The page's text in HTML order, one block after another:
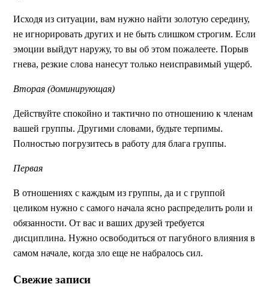
Исходя из ситуации, вам нужно найти золотую середину,
не игнорировать других и не быть слишком строгим. Если
эмоции выйдут наружу, то вы об этом пожалеете. Порыв
гнева, резкие слова нанесут только неисправимый ущерб.
Вторая (доминирующая)
Действуйте спокойно и тактично по отношению к членам
вашей группы. Другими словами, будьте терпимы.
Полностью погрузитесь в работу для блага группы.
Первая
В отношениях с каждым из группы, да и с группой
целиком нужно с самого начала ясно распределить роли и
обязанности. От вас и ваших друзей требуется
дисциплина. Нужно освободиться от пагубного влияния в
самом начале, когда зло еще не набралось сил.
Свежие записи